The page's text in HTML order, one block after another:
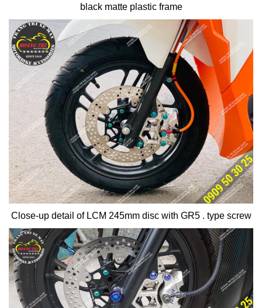
black matte plastic frame
Close-up detail of LCM 245mm disc with GR5 . type screw